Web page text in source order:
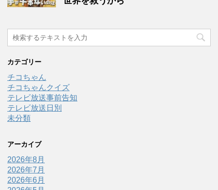
カテゴリー
チコちゃん
チコちゃんクイズ
テレビ放送事前告知
テレビ放送日別
未分類
アーカイブ
2026年8月
2026年7月
2026年6月